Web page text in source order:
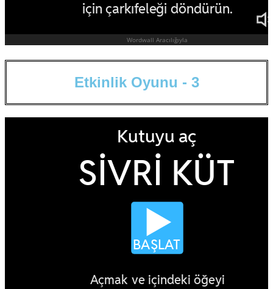
Etkinlik Oyunu - 3